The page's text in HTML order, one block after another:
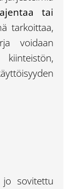
tai
tarkoittaa,
voidaan
sovitettu